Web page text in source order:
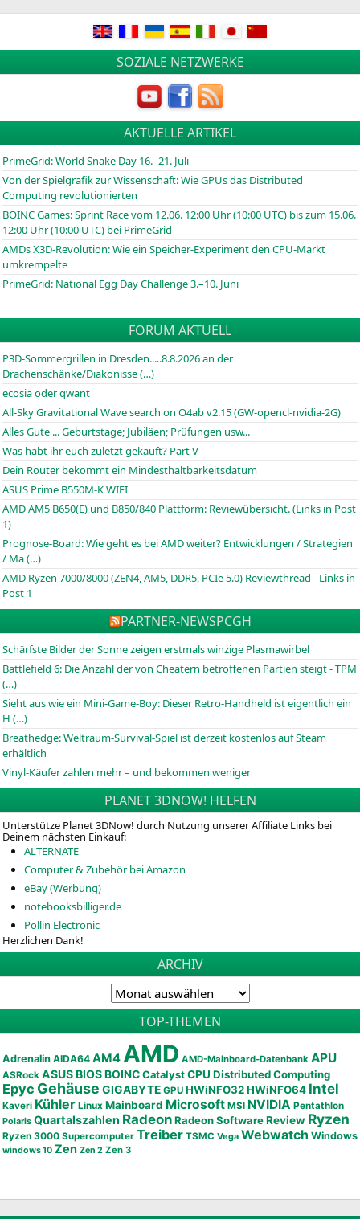
SOZIALE NETZWERKE
AKTUELLE ARTIKEL
PrimeGrid: World Snake Day 16.–21. Juli
Von der Spielgrafik zur Wissenschaft: Wie GPUs das Distributed
Computing revolutionierten
BOINCGames: Sprint Race vom 12.06. 12:00 Uhr (10:00 UTC) bis zum 15.06.
12:00 Uhr (10:00 UTC) bei PrimeGrid
AMDs X3D-Revolution: Wie ein Speicher-Experiment den CPU-Markt
umkrempelte
PrimeGrid: National Egg Day Challenge 3.–10. Juni
FORUM AKTUELL
P3D-Sommergrillen in Dresden.....8.8.2026 an der
Drachenschänke/Diakonisse (…)
ecosia oder qwant
All-Sky Gravitational Wave search on O4ab v2.15 (GW-opencl-nvidia-2G)
Alles Gute ... Geburtstage; Jubiläen; Prüfungen usw...
Was habt ihr euch zuletzt gekauft? Part V
Dein Router bekommt ein Mindesthaltbarkeitsdatum
ASUS Prime B550M-K WIFI
AMD AM5 B650(E) und B850/840 Plattform: Reviewübersicht. (Links in Post
1)
Prognose-Board: Wie geht es bei AMD weiter? Entwicklungen / Strategien
/ Ma (…)
AMD Ryzen 7000/8000 (ZEN4, AM5, DDR5, PCIe 5.0) Reviewthread - Links in
Post 1
PARTNER-NEWSPCGH
Schärfste Bilder der Sonne zeigen erstmals winzige Plasmawirbel
Battlefield 6: Die Anzahl der von Cheatern betroffenen Partien steigt - TPM
(…)
Sieht aus wie ein Mini-Game-Boy: Dieser Retro-Handheld ist eigentlich ein
H (…)
Breathedge: Weltraum-Survival-Spiel ist derzeit kostenlos auf Steam
erhältlich
Vinyl-Käufer zahlen mehr – und bekommen weniger
PLANET 3DNOW! HELFEN
Unterstütze Planet 3DNow! durch Nutzung unserer Affiliate Links bei
Deinem nächsten Einkauf:
ALTERNATE
Computer & Zubehör bei Amazon
eBay (Werbung)
notebooksbilliger.de
Pollin Electronic
Herzlichen Dank!
ARCHIV
TOP-THEMEN
Adrenalin AIDA64 AM4AMD AMD-Mainboard-Datenbank APU
ASRock ASUSBIOSBOINC Catalyst CPU Distributed Computing
Epyc Gehäuse GIGABYTE GPU HWiNFO32HWiNFO64 Intel
Kaveri Kühler Linux Mainboard Microsoft MSI NVIDIA Pentathlon
Polaris Quartalszahlen RadeonRadeon SoftwareReview Ryzen
Ryzen 3000 Supercomputer Treiber TSMC Vega Webwatch Windows
windows 10 Zen Zen 2 Zen 3